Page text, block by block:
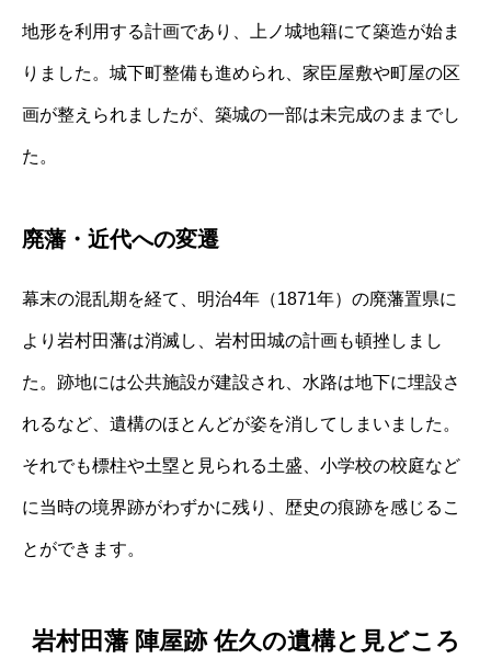
地形を利用する計画であり、上ノ城地籍にて築造が始ま
りました。城下町整備も進められ、家臣屋敷や町屋の区
画が整えられましたが、築城の一部は未完成のままでし
た。
廃藩・近代への変遷
幕末の混乱期を経て、明治4年（1871年）の廃藩置県に
より岩村田藩は消滅し、岩村田城の計画も頓挫しまし
た。跡地には公共施設が建設され、水路は地下に埋設さ
れるなど、遺構のほとんどが姿を消してしまいました。
それでも標柱や土塁と見られる土盛、小学校の校庭など
に当時の境界跡がわずかに残り、歴史の痕跡を感じるこ
とができます。
岩村田藩 陣屋跡 佐久の遺構と見どころ